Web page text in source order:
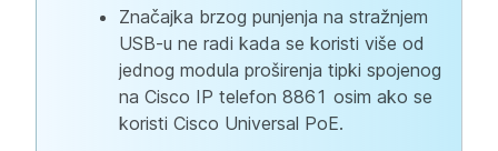
Značajka brzog punjenja na stražnjem
USB-u ne radi kada se koristi više od
jednog modula proširenja tipki spojenog
na Cisco IP telefon 8861 osim ako se
koristi Cisco Universal PoE.